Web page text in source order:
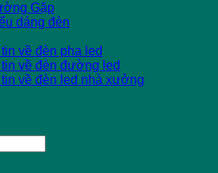
Gặp
dáng đèn
về đèn pha led
về đèn đường led
về đèn led nhà xưởng